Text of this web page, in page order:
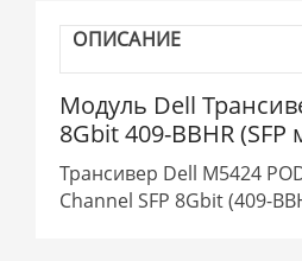
ОПИСАНИЕ
Модуль Dell
8Gbit 409-BBHR (SFP
Трансивер Dell M5424
Channel SFP 8Gbit (409-